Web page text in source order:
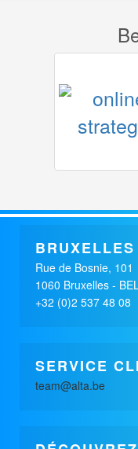
BRUXELLES
Rue de Bosnie, 101
1060 Bruxelles -
+32 (0)2 537 48 08
SERVICE
team@alta.be